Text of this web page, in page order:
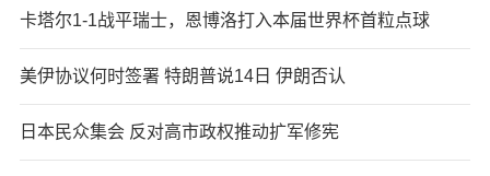
卡塔尔1-1战平瑞士，恩博洛打入本届世界杯首粒点球
美伊协议何时签署 特朗普说14日 伊朗否认
日本民众集会 反对高市政权推动扩军修宪